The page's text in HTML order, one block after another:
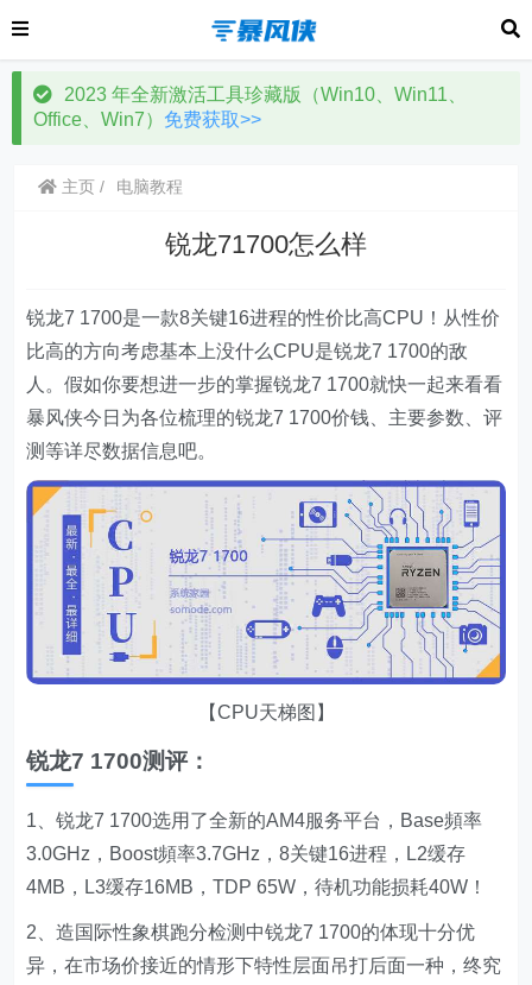
2023 年全新激活工具珍藏版（Win10、Win11、
Office、Win7） 免费获取>>
主页 电脑教程
锐龙71700怎么样
锐龙7 1700是一款8关键16进程的性价比高CPU！从性价
比高的方向考虑基本上没什么CPU是锐龙7 1700的敌
人。假如你要想进一步的掌握锐龙7 1700就快一起来看看
暴风侠今日为各位梳理的锐龙7 1700价钱、主要参数、评
测等详尽数据信息吧。
【CPU天梯图】
锐龙7 1700测评：
1、锐龙7 1700选用了全新的AM4服务平台，Base頻率
3.0GHz，Boost頻率3.7GHz，8关键16进程，L2缓存
4MB，L3缓存16MB，TDP 65W，待机功能损耗40W！
2、造国际性象棋跑分检测中锐龙7 1700的体现十分优
异，在市场价接近的情形下特性层面吊打后面一种，终究